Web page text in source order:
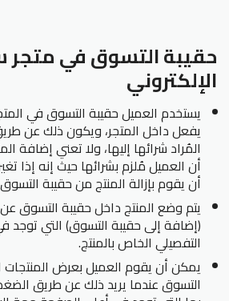
حقيبة التسوق في
الإلكتروني
يستخدم العميل حقيبة التسوق في
يفعل داخل المتجر، ويكون ذلك عن
المُراد شرائها إليها، ولا تعني إضافة
أن العميل مُلزم بشرائها حيث إنه إذا
أن يقوم بإزالة المنتج من حقيبة
يتم وضع المنتج داخل حقيبة التسوق
(إضافة إلى حقيبة التسوق) التي
التفصيلي الخاص بالمنتج.
يمكن أن يقوم العميل بعرض
التسوق عندما يريد ذلك عن طريق